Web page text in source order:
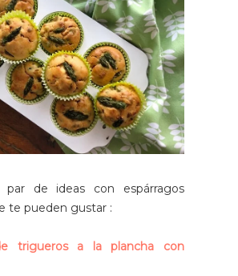
de ideas con espárragos
te pueden gustar :
trigueros a la plancha con